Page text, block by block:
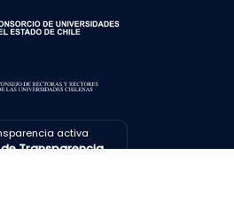
activa
de Transparencia